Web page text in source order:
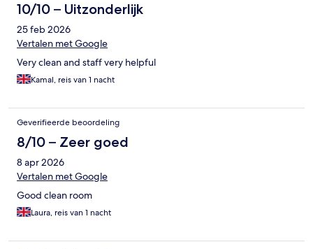
10/10 – Uitzonderlijk
25 feb 2026
Vertalen met Google
Very clean and staff very helpful
Kamal, reis van 1 nacht
Geverifieerde beoordeling
8/10 – Zeer goed
8 apr 2026
Vertalen met Google
Good clean room
Laura, reis van 1 nacht